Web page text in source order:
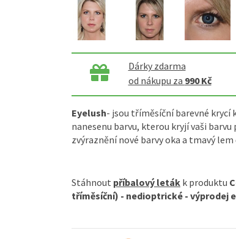
Dárky zdarma
od nákupu za 990 Kč
Eyelush- jsou tříměsíční barevné
nanesenu barvu, kterou kryjí vaši
zvýraznění nové barvy oka a tmavý
Stáhnout příbalový leták k produktu
tříměsíční) - nedioptrické - výprodej